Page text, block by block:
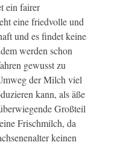
ein fairer
eine friedvolle und
und es findet keine
werden schon
gewusst zu
der Milch viel
kann, als äße
Großteil
Frischmilch, da
keinen